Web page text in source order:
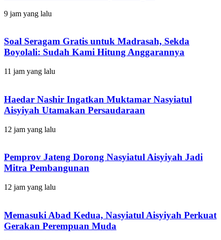
9 jam yang lalu
Soal Seragam Gratis untuk Madrasah, Sekda
Boyolali: Sudah Kami Hitung Anggarannya
11 jam yang lalu
Haedar Nashir Ingatkan Muktamar Nasyiatul
Aisyiyah Utamakan Persaudaraan
12 jam yang lalu
Pemprov Jateng Dorong Nasyiatul Aisyiyah Jadi
Mitra Pembangunan
12 jam yang lalu
Memasuki Abad Kedua, Nasyiatul Aisyiyah Perkuat
Gerakan Perempuan Muda